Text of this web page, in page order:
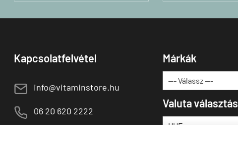
Kapcsolatfelvétel
E info@vitaminstore.hu
M 06 20 620 2222
Márkák
Valuta választás